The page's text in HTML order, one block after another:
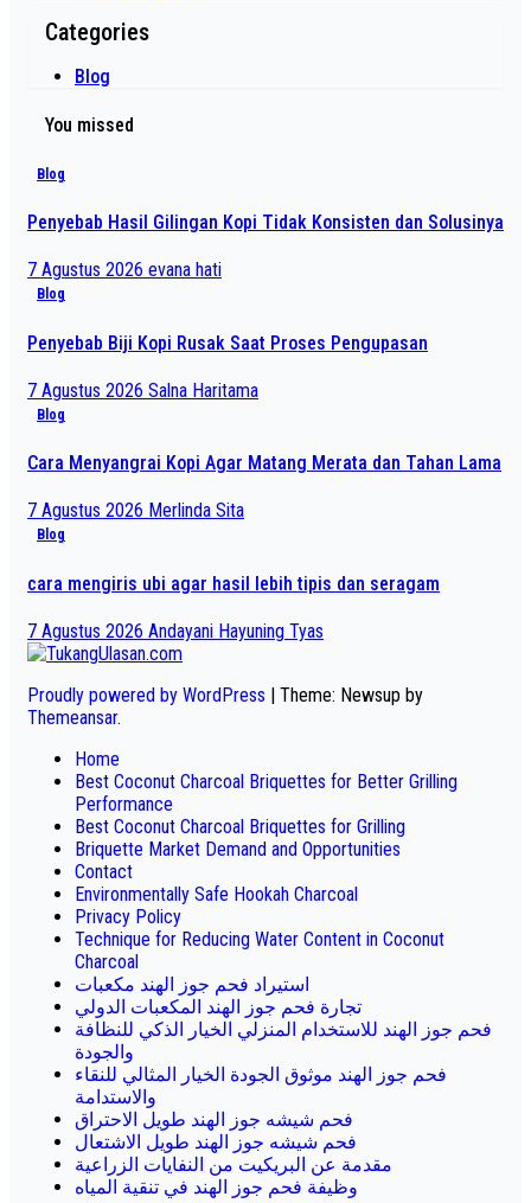
Categories
Blog
You missed
Blog
Penyebab Hasil Gilingan Kopi Tidak Konsisten dan Solusinya
7 Agustus 2026 evana hati
Blog
Penyebab Biji Kopi Rusak Saat Proses Pengupasan
7 Agustus 2026 Salna Haritama
Blog
Cara Menyangrai Kopi Agar Matang Merata dan Tahan Lama
7 Agustus 2026 Merlinda Sita
Blog
cara mengiris ubi agar hasil lebih tipis dan seragam
7 Agustus 2026 Andayani Hayuning Tyas
Proudly powered by WordPress | Theme: Newsup by
Themeansar.
Home
Best Coconut Charcoal Briquettes for Better Grilling
Performance
Best Coconut Charcoal Briquettes for Grilling
Briquette Market Demand and Opportunities
Contact
Environmentally Safe Hookah Charcoal
Privacy Policy
Technique for Reducing Water Content in Coconut
Charcoal
استيراد فحم جوز الهند مكعبات
تجارة فحم جوز الهند المكعبات الدولي
فحم جوز الهند للاستخدام المنزلي الخيار الذكي للنظافة
والجودة
فحم جوز الهند موثوق الجودة الخيار المثالي للنقاء
والاستدامة
فحم شيشه جوز الهند طويل الاحتراق
فحم شيشه جوز الهند طويل الاشتعال
مقدمة عن البريكيت من النفايات الزراعية
وظيفة فحم جوز الهند في تنقية المياه